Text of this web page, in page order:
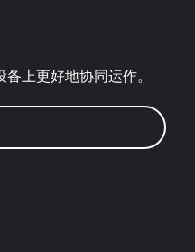
上更好地协同运作。